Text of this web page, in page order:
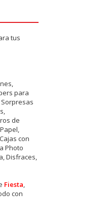
tus
para
de
con
Photo
Disfraces,
Fiesta,
con